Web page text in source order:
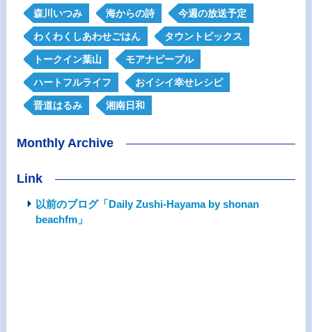
森川いつみ 海からの詩 今週の放送予定
わくわくしあわせごはん タウントピックス
トークイン葉山 モアナピープル
ハートフルライフ おイシイ幸せレシピ
晋道はるみ 湘南日和
Monthly Archive
Link
以前のブログ「Daily Zushi-Hayama by shonan
beachfm」